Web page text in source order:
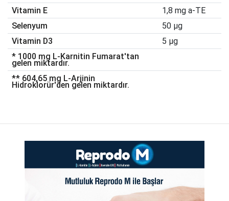
Vitamin E
1,8 mg a-TE
Selenyum
50 µg
Vitamin D3
5 µg
* 1000 mg L-Karnitin Fumarat'tan
gelen miktardır.
** 604,65 mg L-Arjinin
Hidroklorür'den gelen miktardır.